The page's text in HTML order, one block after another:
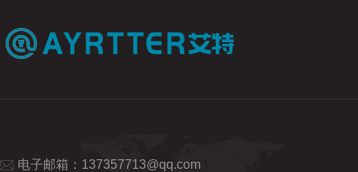
电子邮箱： 137357713@qq.com